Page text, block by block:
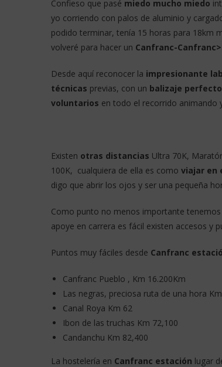
Confieso que pasé miedo mucho miedo
yo corriendo con palos de aluminio y
podido terminar, tenía 15 horas para 18km
volveré para hacer un Canfranc-
Desde aquí reconocer la impresionante
técnicas previas, con un balizaje perfecto
voluntarios en todo el recorrido animando
Existen otras distancias Ultra 70K,
100K, cualquiera de ella es como viajar en
digo que abrir los ojos y ser una pequeña
Como punto no menos importante
apoye en carrera es fácil existen accesos y
Puntos muy fáciles desde Canfranc
Canfranc Pueblo , Km 16.200Km
Las negras, preciosa ruta de una hora
Canal Roya Km 62
Ibon de las truchas Km 72,100
Candanchu Km 82,400
La hostelería en Canfranc estación lugar